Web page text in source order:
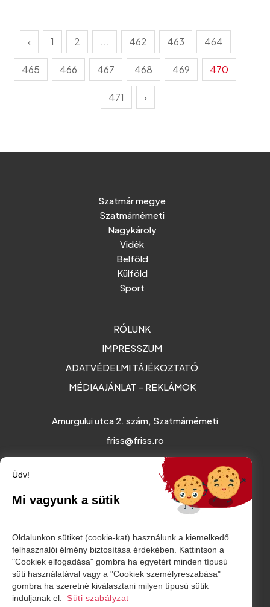
‹ 1 2 ... 462 463 464
465 466 467 468 469 470
471 ›
Szatmár megye
Szatmárnémeti
Nagykároly
Vidék
Belföld
Külföld
Sport
RÓLUNK
IMPRESSZUM
ADATVÉDELMI TÁJÉKOZTATÓ
MÉDIAAJÁNLAT - REKLÁMOK
Amurgului utca 2. szám, Szatmárnémeti
friss@friss.ro
© Minden jog fenntartva. 2026
Üdv!
Mi vagyunk a sütik
Oldalunkon sütiket (cookie-kat) használunk a kiemelkedő
felhasználói élmény biztosítása érdekében. Kattintson a
"Cookiek elfogadása" gombra ha egyetért minden típusú
süti használatával vagy a "Cookiek személyreszabása"
gombra ha szeretné kiválasztani milyen típusú sütik
induljanak el.
Süti szabályzat